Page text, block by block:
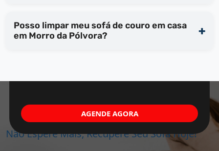
Posso limpar meu sofá de couro em casa
em Morro da Pólvora?
Não Espere Mais, Recupere Seu Sofá Hoje!
AGENDE AGORA